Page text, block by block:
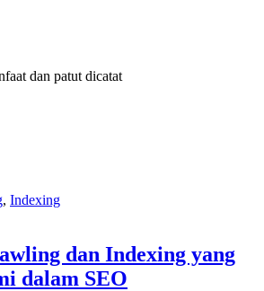
dan patut dicatat
, Indexing
dan Indexing yang
dalam SEO